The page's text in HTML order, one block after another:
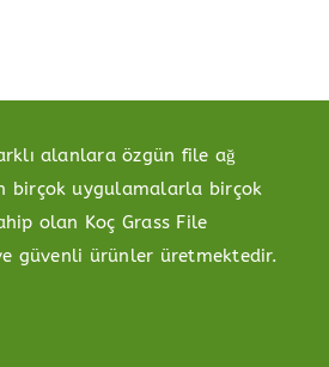
alanlara özgün file ağ
birçok uygulamalarla birçok
olan Koç Grass File
güvenli ürünler üretmektedir.